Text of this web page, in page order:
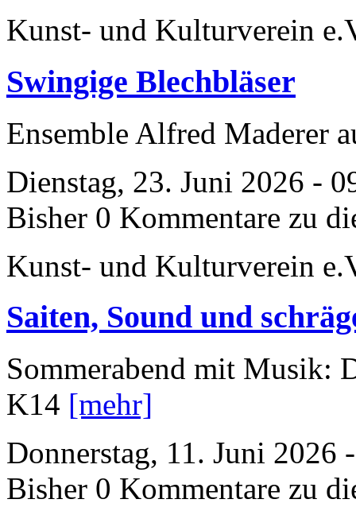
Kunst- und Kulturverein
Swingige Blechbläser
Ensemble Alfred Maderer
Dienstag, 23. Juni 2026 -
Bisher 0 Kommentare zu
Kunst- und Kulturverein
Saiten, Sound und
Sommerabend mit Musik:
K14 [mehr]
Donnerstag, 11. Juni 2026
Bisher 0 Kommentare zu